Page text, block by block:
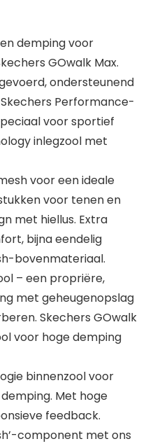
demping voor
GOwalk Max.
ondersteunend
Performance-
voor sportief
inlegzool met
voor een ideale
voor tenen en
met hiellus. Extra
bijna eendelig
bovenmateriaal.
– een propriëre,
met geheugenopslag
Skechers GOwalk
voor hoge demping
binnenzool voor
Met hoge
feedback.
component met ons